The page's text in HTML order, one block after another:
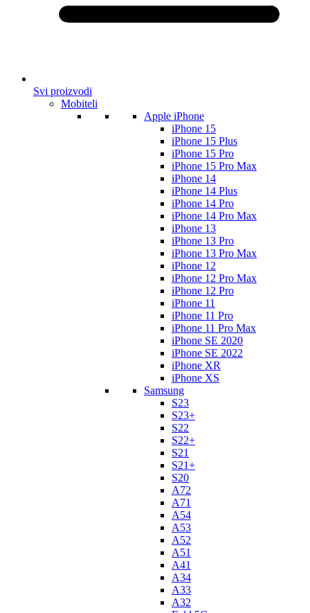
Svi proizvodi
Mobiteli
Apple iPhone
iPhone 15
iPhone 15 Plus
iPhone 15 Pro
iPhone 15 Pro Max
iPhone 14
iPhone 14 Plus
iPhone 14 Pro
iPhone 14 Pro Max
iPhone 13
iPhone 13 Pro
iPhone 13 Pro Max
iPhone 12
iPhone 12 Pro Max
iPhone 12 Pro
iPhone 11
iPhone 11 Pro
iPhone 11 Pro Max
iPhone SE 2020
iPhone SE 2022
iPhone XR
iPhone XS
Samsung
S23
S23+
S22
S22+
S21
S21+
S20
A72
A71
A54
A53
A52
A51
A41
A34
A33
A32